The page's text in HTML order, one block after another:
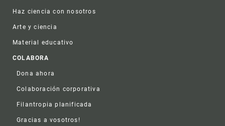
Haz ciencia con nosotros
Arte y ciencia
Material educativo
COLABORA
Dona ahora
Colaboración corporativa
Filantropia planificada
Gracias a vosotros!